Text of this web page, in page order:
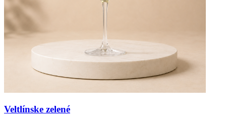
Veltlínske zelené